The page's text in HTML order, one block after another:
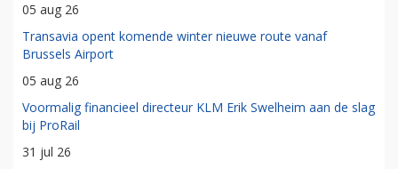
05 aug 26
Transavia opent komende winter nieuwe route vanaf
Brussels Airport
05 aug 26
Voormalig financieel directeur KLM Erik Swelheim aan de slag
bij ProRail
31 jul 26